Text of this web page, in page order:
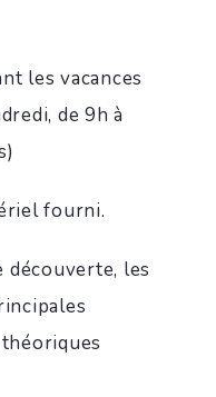
les vacances
de 9h à
fourni.
découverte, les